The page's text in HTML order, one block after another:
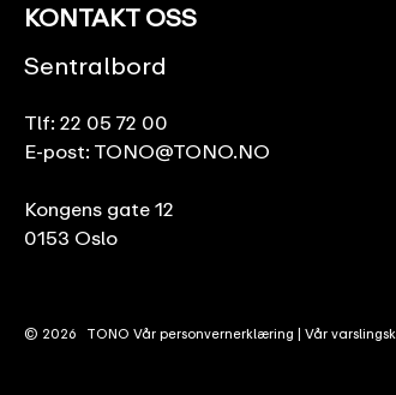
KONTAKT OSS
Sentralbord
Tlf: 22 05 72 00
E-post: TONO@TONO.NO
Kongens gate 12
0153 Oslo
© 2026 TONO Vår personvernerklæring | Vår